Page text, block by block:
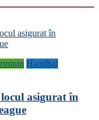
Handbal
asigurat în